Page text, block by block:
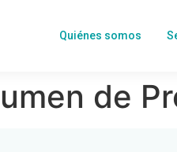
Quiénes somos
de